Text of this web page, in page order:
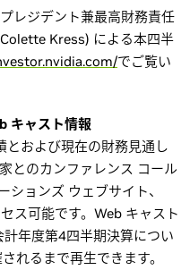
レジデント兼最高財務責任
Kress) による本四半
でご覧い
キャスト情報
とおよび現在の財務見通し
とのカンファレンス コール
ョンズ ウェブサイト、
ス可能です。Web キャスト
年度第4四半期決算につい
れるまで再生できます。